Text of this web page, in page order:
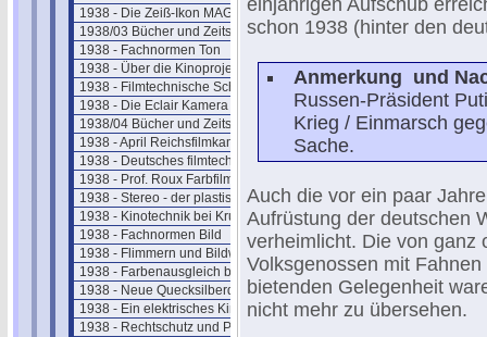
1938 - Die Zeiß-Ikon MAGNASOL II
1938/03 Bücher und Zeitschriften
1938 - Fachnormen Ton
1938 - Über die Kinoprojektion
1938 - Filmtechnische Schau März
1938 - Die Eclair Kamera - Paris
1938/04 Bücher und Zeitschriften
1938 - April Reichsfilmkammer
1938 - Deutsches filmtechn. Schaffen
1938 - Prof. Roux Farbfilmverfahren
1938 - Stereo - der plastische Ton
1938 - Kinotechnik bei Krupp
1938 - Fachnormen Bild
1938 - Flimmern und Bildwandbeleuchtung
1938 - Farbenausgleich beim Film
1938 - Neue Quecksilberdampflampen
1938 - Ein elektrisches Kino
1938 - Rechtschutz und Patente
einjährigen Aufschub
schon 1938 (hinter den
Anmerkung und
Russen-Präsident
Krieg / Einmarsch
Sache.
Auch die vor ein paar
Aufrüstung der deutschen
verheimlicht. Die von ganz
Volksgenossen mit
bietenden Gelegenheit
nicht mehr zu übersehen.